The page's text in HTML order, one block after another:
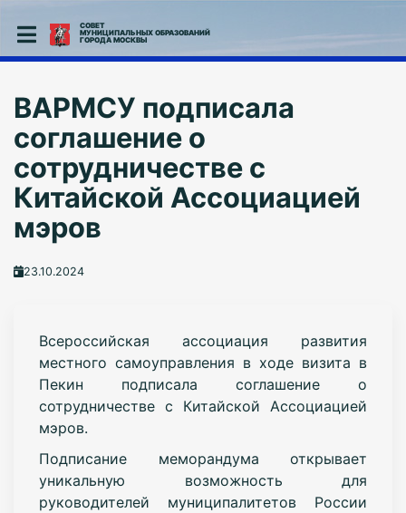
СОВЕТ
МУНИЦИПАЛЬНЫХ ОБРАЗОВАНИЙ
ГОРОДА МОСКВЫ
ВАРМСУ подписала
соглашение о
сотрудничестве с
Китайской Ассоциацией
мэров
23.10.2024
Всероссийская ассоциация развития
местного самоуправления в ходе визита в
Пекин подписала соглашение о
сотрудничестве с Китайской Ассоциацией
мэров.
Подписание меморандума открывает
уникальную возможность для
руководителей муниципалитетов России